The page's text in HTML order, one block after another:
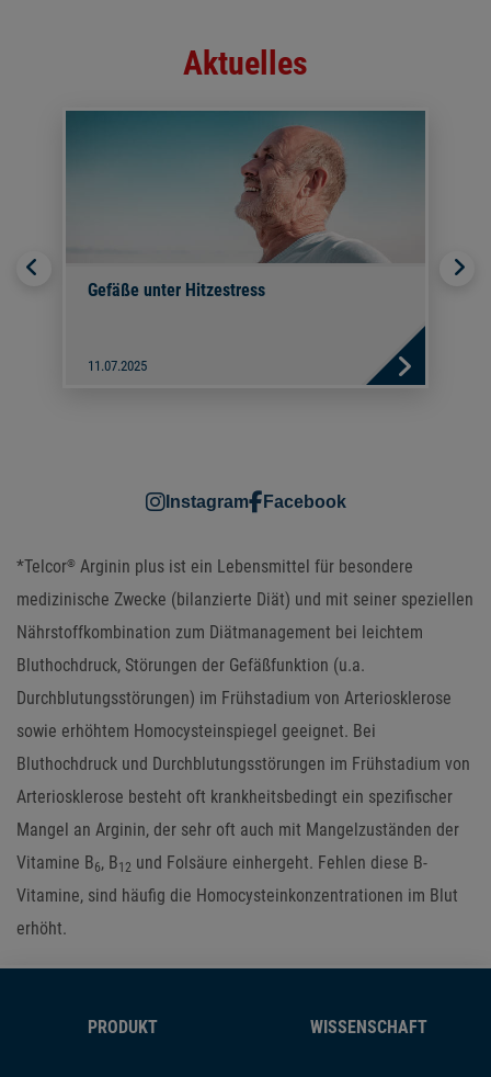
Aktuelles
Gefäße unter Hitzestress
11.07.2025
Instagram Facebook
*Telcor® Arginin plus ist ein Lebensmittel für besondere
medizinische Zwecke (bilanzierte Diät) und mit seiner speziellen
Nährstoffkombination zum Diätmanagement bei leichtem
Bluthochdruck, Störungen der Gefäßfunktion (u.a.
Durchblutungsstörungen) im Frühstadium von Arteriosklerose
sowie erhöhtem Homocysteinspiegel geeignet. Bei
Bluthochdruck und Durchblutungsstörungen im Frühstadium von
Arteriosklerose besteht oft krankheitsbedingt ein spezifischer
Mangel an Arginin, der sehr oft auch mit Mangelzuständen der
Vitamine B6, B12 und Folsäure einhergeht. Fehlen diese B-
Vitamine, sind häufig die Homocysteinkonzentrationen im Blut
erhöht.
PRODUKT WISSENSCHAFT